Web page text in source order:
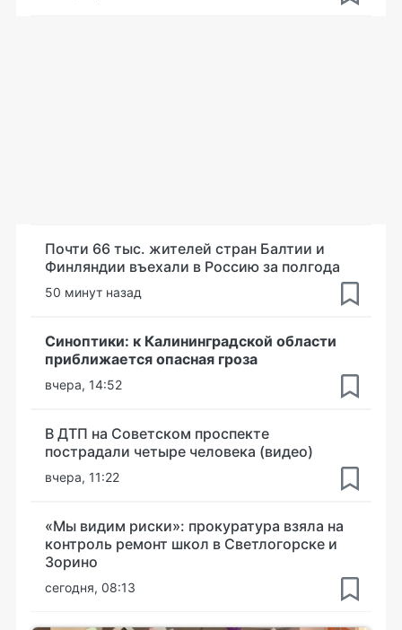
Почти 66 тыс. жителей стран Балтии и
Финляндии въехали в Россию за полгода
50 минут назад
Синоптики: к Калининградской области
приближается опасная гроза
вчера, 14:52
В ДТП на Советском проспекте
пострадали четыре человека (видео)
вчера, 11:22
«Мы видим риски»: прокуратура взяла на
контроль ремонт школ в Светлогорске и
Зорино
сегодня, 08:13